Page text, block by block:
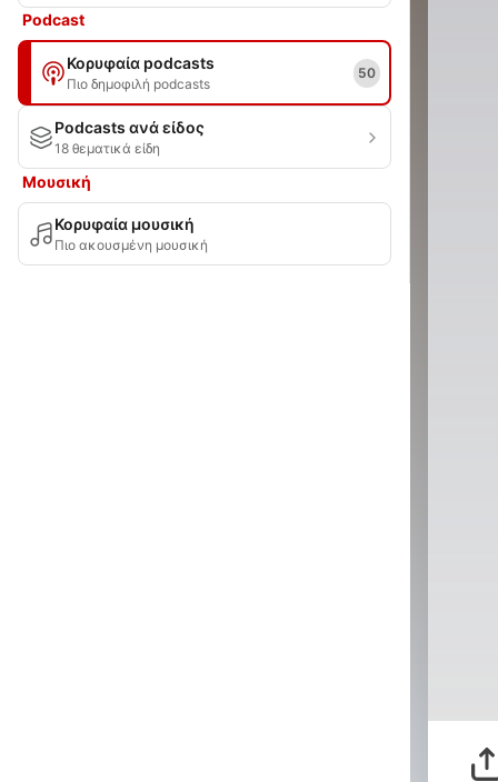
Podcast
Κορυφαία podcasts
Πιο δημοφιλή podcasts
50
Podcasts ανά είδος
18 θεματικά είδη
Μουσική
Κορυφαία μουσική
Πιο ακουσμένη μουσική